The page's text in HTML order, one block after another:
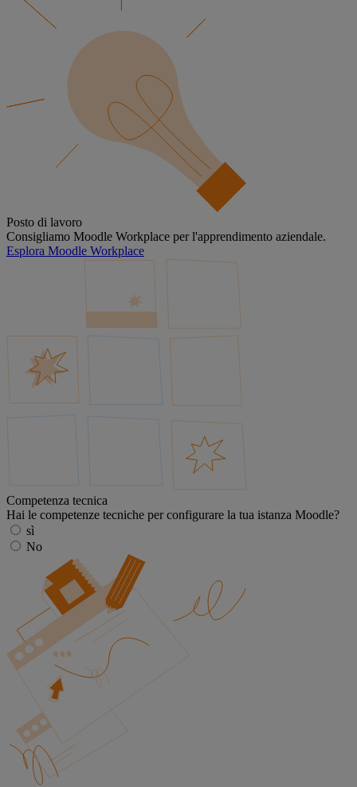
Posto di lavoro
Consigliamo Moodle Workplace per l'apprendimento aziendale.
Esplora Moodle Workplace
Competenza tecnica
Hai le competenze tecniche per configurare la tua istanza Moodle?
sì
No